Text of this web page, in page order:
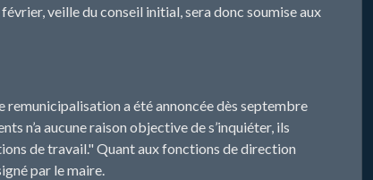
veille du conseil initial, sera donc soumise aux
remunicipalisation a été annoncée dès septembre
n’a aucune raison objective de s’inquiéter, ils
de travail." Quant aux fonctions de direction
par le maire.